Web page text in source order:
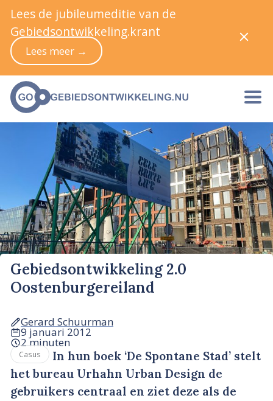
Gebiedsontwikkeling 2.0
Oostenburgereiland
Gerard Schuurman
9 januari 2012
2 minuten
Casus
In hun boek ‘De Spontane Stad’ stelt
het bureau Urhahn Urban Design de
gebruikers centraal en ziet deze als de
Lees de jubileumeditie van de
Gebiedsontwikkeling.krant
Lees meer →